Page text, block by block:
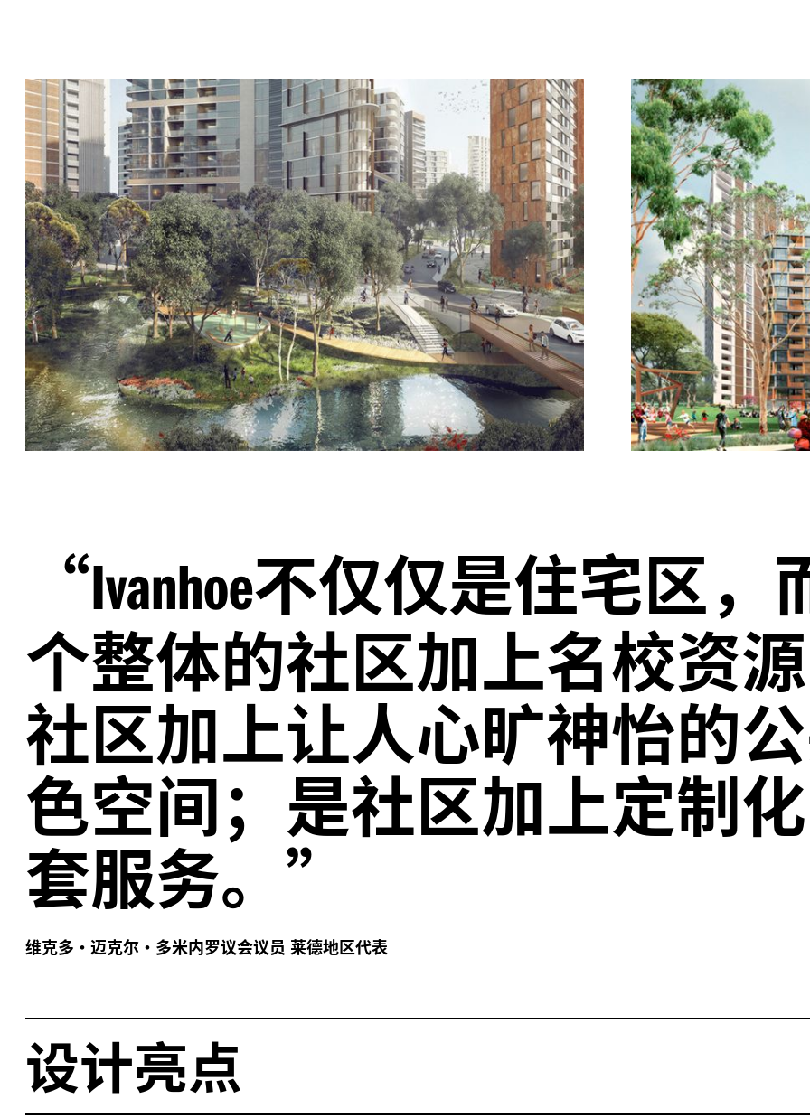
“Ivanhoe不仅仅是住宅区，
个整体的社区加上名校资
社区加上让人心旷神怡的
色空间；是社区加上定制
套服务。”
维克多·迈克尔·多米内罗议会议员 莱德地区代表
设计亮点